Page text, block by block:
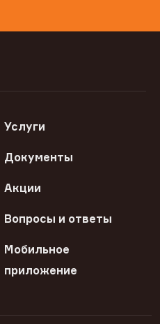
Услуги
Документы
Акции
Вопросы и ответы
Мобильное
приложение